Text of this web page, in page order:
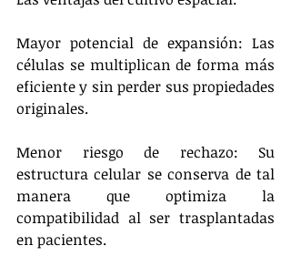
Mayor potencial de expansión: Las
células se multiplican de forma más
eficiente y sin perder sus propiedades
originales.
Menor riesgo de rechazo: Su
estructura celular se conserva de tal
manera que optimiza la
compatibilidad al ser trasplantadas
en pacientes.